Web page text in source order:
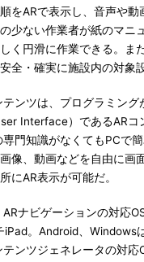
をARで表示し、音声や動
少ない作業者が紙のマニ
く円滑に作業できる。ま
全・確実に施設内の対象
ンツは、プログラミング
Interface）であるARコ
専門知識がなくてもPCで
像、動画などを自由に画
にAR表示が可能だ。
ナビゲーションの対応
iPad。Android、Windows
テンツジェネレータの対応